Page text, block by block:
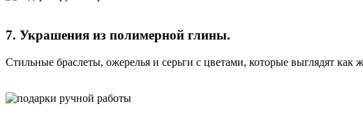
7. Украшения из полимерной глины.
Стильные браслеты, ожерелья и серьги с цветами, которые выглядят как